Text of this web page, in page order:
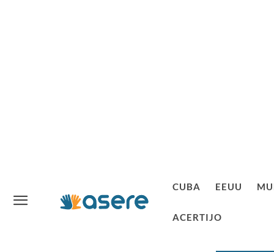
CUBA EEUU
ACERTIJO